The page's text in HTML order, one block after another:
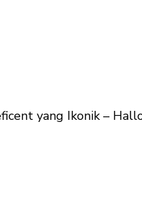
yang Ikonik –